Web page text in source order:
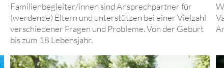
Familienbegleiter/innen sind Ansprechpartner für
(werdende) Eltern und unterstützen bei einer Vielzahl
verschiedener Fragen und Probleme. Von der Geburt
bis zum 18 Lebensjahr.